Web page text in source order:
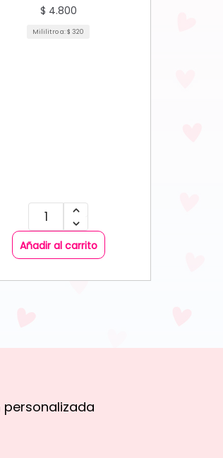
$ 4.800
Mililitro a:$ 320
Añadir al carrito
personalizada